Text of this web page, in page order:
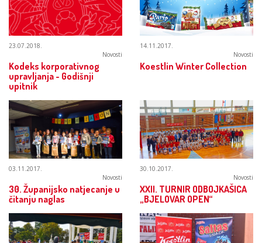
23.07.2018.
Novosti
Kodeks korporativnog
upravljanja - Godišnji
upitnik
14.11.2017.
Novosti
Koestlin Winter Collection
03.11.2017.
Novosti
30. Županijsko natjecanje u
čitanju naglas
30.10.2017.
Novosti
XXII. TURNIR ODBOJKAŠICA
„BJELOVAR OPEN“